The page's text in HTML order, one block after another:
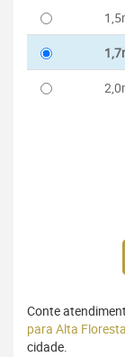
Conte
para Alta
cidade.